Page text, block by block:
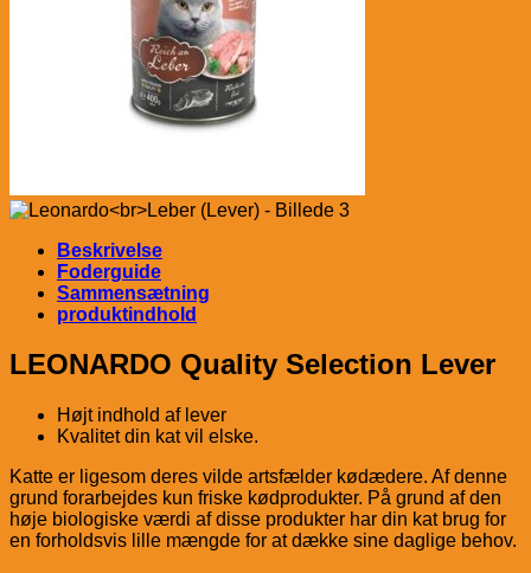
Beskrivelse
Foderguide
Sammensætning
produktindhold
LEONARDO Quality Selection Lever
Højt indhold af lever
Kvalitet din kat vil elske.
Katte er ligesom deres vilde artsfælder kødædere. Af denne
grund forarbejdes kun friske kødprodukter. På grund af den
høje biologiske værdi af disse produkter har din kat brug for
en forholdsvis lille mængde for at dække sine daglige behov.